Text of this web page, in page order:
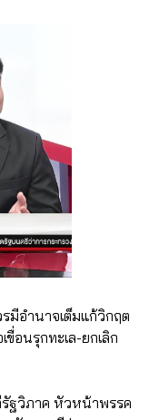
มีอำนาจเต็มแก้วิกฤต
ขื่อนรุกทะเล-ยกเลิก
ฐวิภาค หัวหน้าพรรค